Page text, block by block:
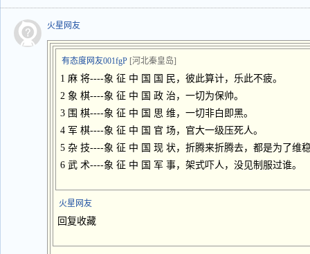
火星网友
有态度网友001fgP [河北秦皇岛]
1 麻 将----象 征 中 国 国 民，彼此算计，乐此不疲。
2 象 棋----象 征 中 国 政 治，一切为保帅。
3 围 棋----象 征 中 国 思 维，一切非白即黑。
4 军 棋----象 征 中 国 官 场，官大一级压死人。
5 杂 技----象 征 中 国 现 状，折腾来折腾去，都是为了维
6 武 术----象 征 中 国 军 事，架式吓人，没见制服过谁。
火星网友
回复收藏